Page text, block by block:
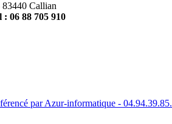
83440 Callian
: 06 88 705 910
par Azur-informatique -